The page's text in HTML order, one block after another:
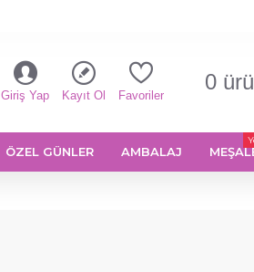
Giriş Yap Kayıt Ol Favoriler
0
ÖZEL GÜNLER AMBALAJ